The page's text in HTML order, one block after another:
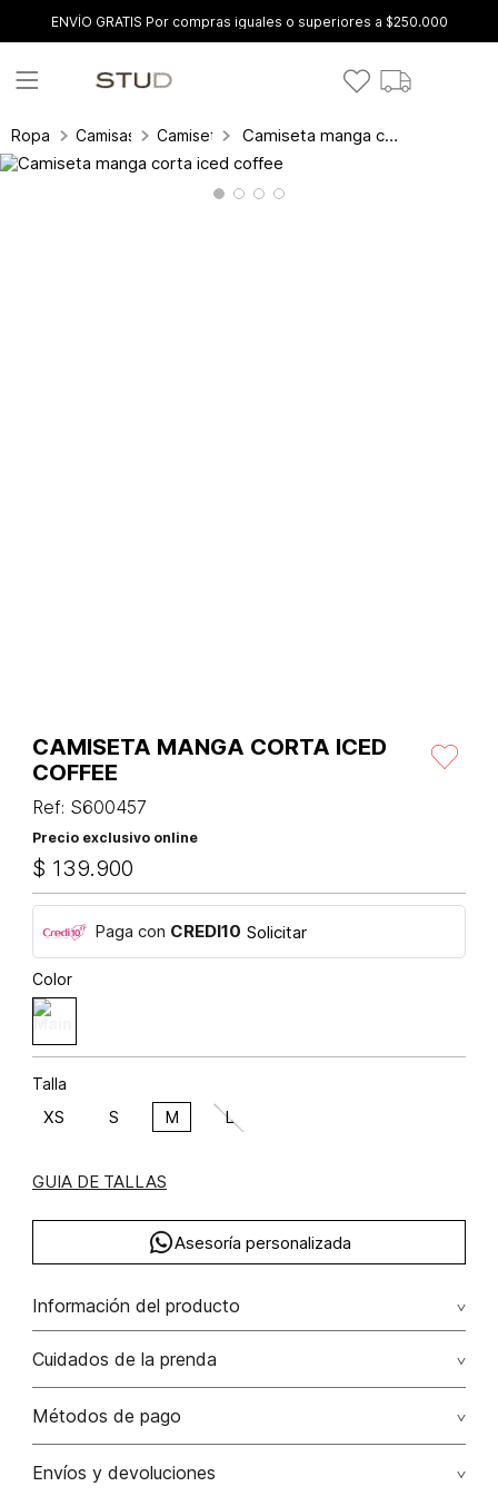
ENVÍO GRATIS Por compras iguales o superiores a $250.000
Ropa Camisas y blusas
Camisetas Camiseta manga corta iced coffee
CAMISETA MANGA CORTA ICED
COFFEE
Ref: S600457
Precio exclusivo online
$ 139.900
Paga con CREDI10 Solicitar
Color
Talla
XS S M L
GUIA DE TALLAS
Asesoría personalizada
Información del producto
Camiseta manga corta iced coffee
Composición: ALGODÓN 95% ELASTANO 5%
Cuidados de la prenda
Lavar por separado / lavar separadamente. no remojar -
Métodos de pago
Tarjetas de crédito: Visa, Dinners, Master Card y American
Envíos y devoluciones